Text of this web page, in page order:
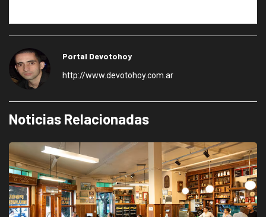
Portal Devotohoy
http://www.devotohoy.com.ar
Noticias Relacionadas